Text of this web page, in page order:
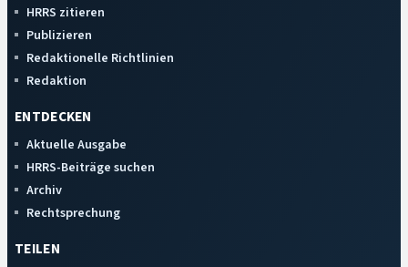
HRRS zitieren
Publizieren
Redaktionelle Richtlinien
Redaktion
ENTDECKEN
Aktuelle Ausgabe
HRRS-Beiträge suchen
Archiv
Rechtsprechung
TEILEN